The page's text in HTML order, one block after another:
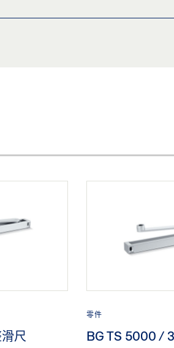
尺
零件
BG TS 5000 /